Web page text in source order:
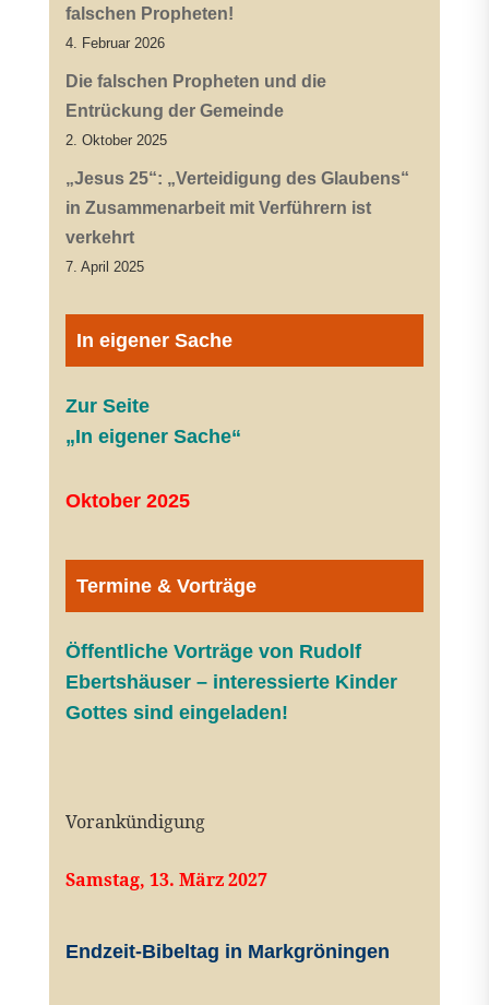
falschen Propheten!
4. Februar 2026
Die falschen Propheten und die
Entrückung der Gemeinde
2. Oktober 2025
„Jesus 25“: „Verteidigung des Glaubens“
in Zusammenarbeit mit Verführern ist
verkehrt
7. April 2025
In eigener Sache
Zur Seite
„In eigener Sache“
Oktober 2025
Termine & Vorträge
Öffentliche Vorträge von Rudolf
Ebertshäuser – interessierte Kinder
Gottes sind eingeladen!
Vorankündigung
Samstag, 13. März 2027
Endzeit-Bibeltag in Markgröningen